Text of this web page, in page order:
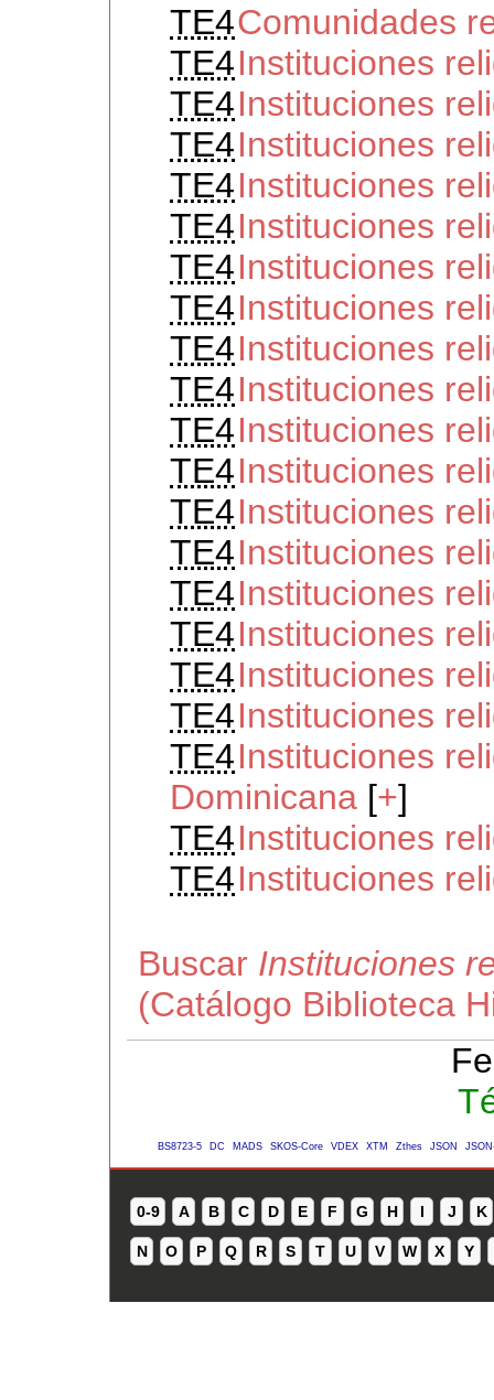
TE4Comunidades
TE4Instituciones
TE4Instituciones
TE4Instituciones
TE4Instituciones
TE4Instituciones
TE4Instituciones
TE4Instituciones
TE4Instituciones
TE4Instituciones
TE4Instituciones
TE4Instituciones
TE4Instituciones
TE4Instituciones
TE4Instituciones
TE4Instituciones
TE4Instituciones
TE4Instituciones
TE4Instituciones
Dominicana [+]
TE4Instituciones
TE4Instituciones
Buscar Instituciones
(Catálogo Biblioteca
BS8723-5 DC MADS SKOS-Core VDEX XTM Zthes JSON
0-9 A B C D E F G H I J K
N O P Q R S T U V W X Y